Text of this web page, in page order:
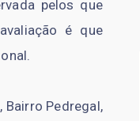
pelos que
é que
Bairro Pedregal,